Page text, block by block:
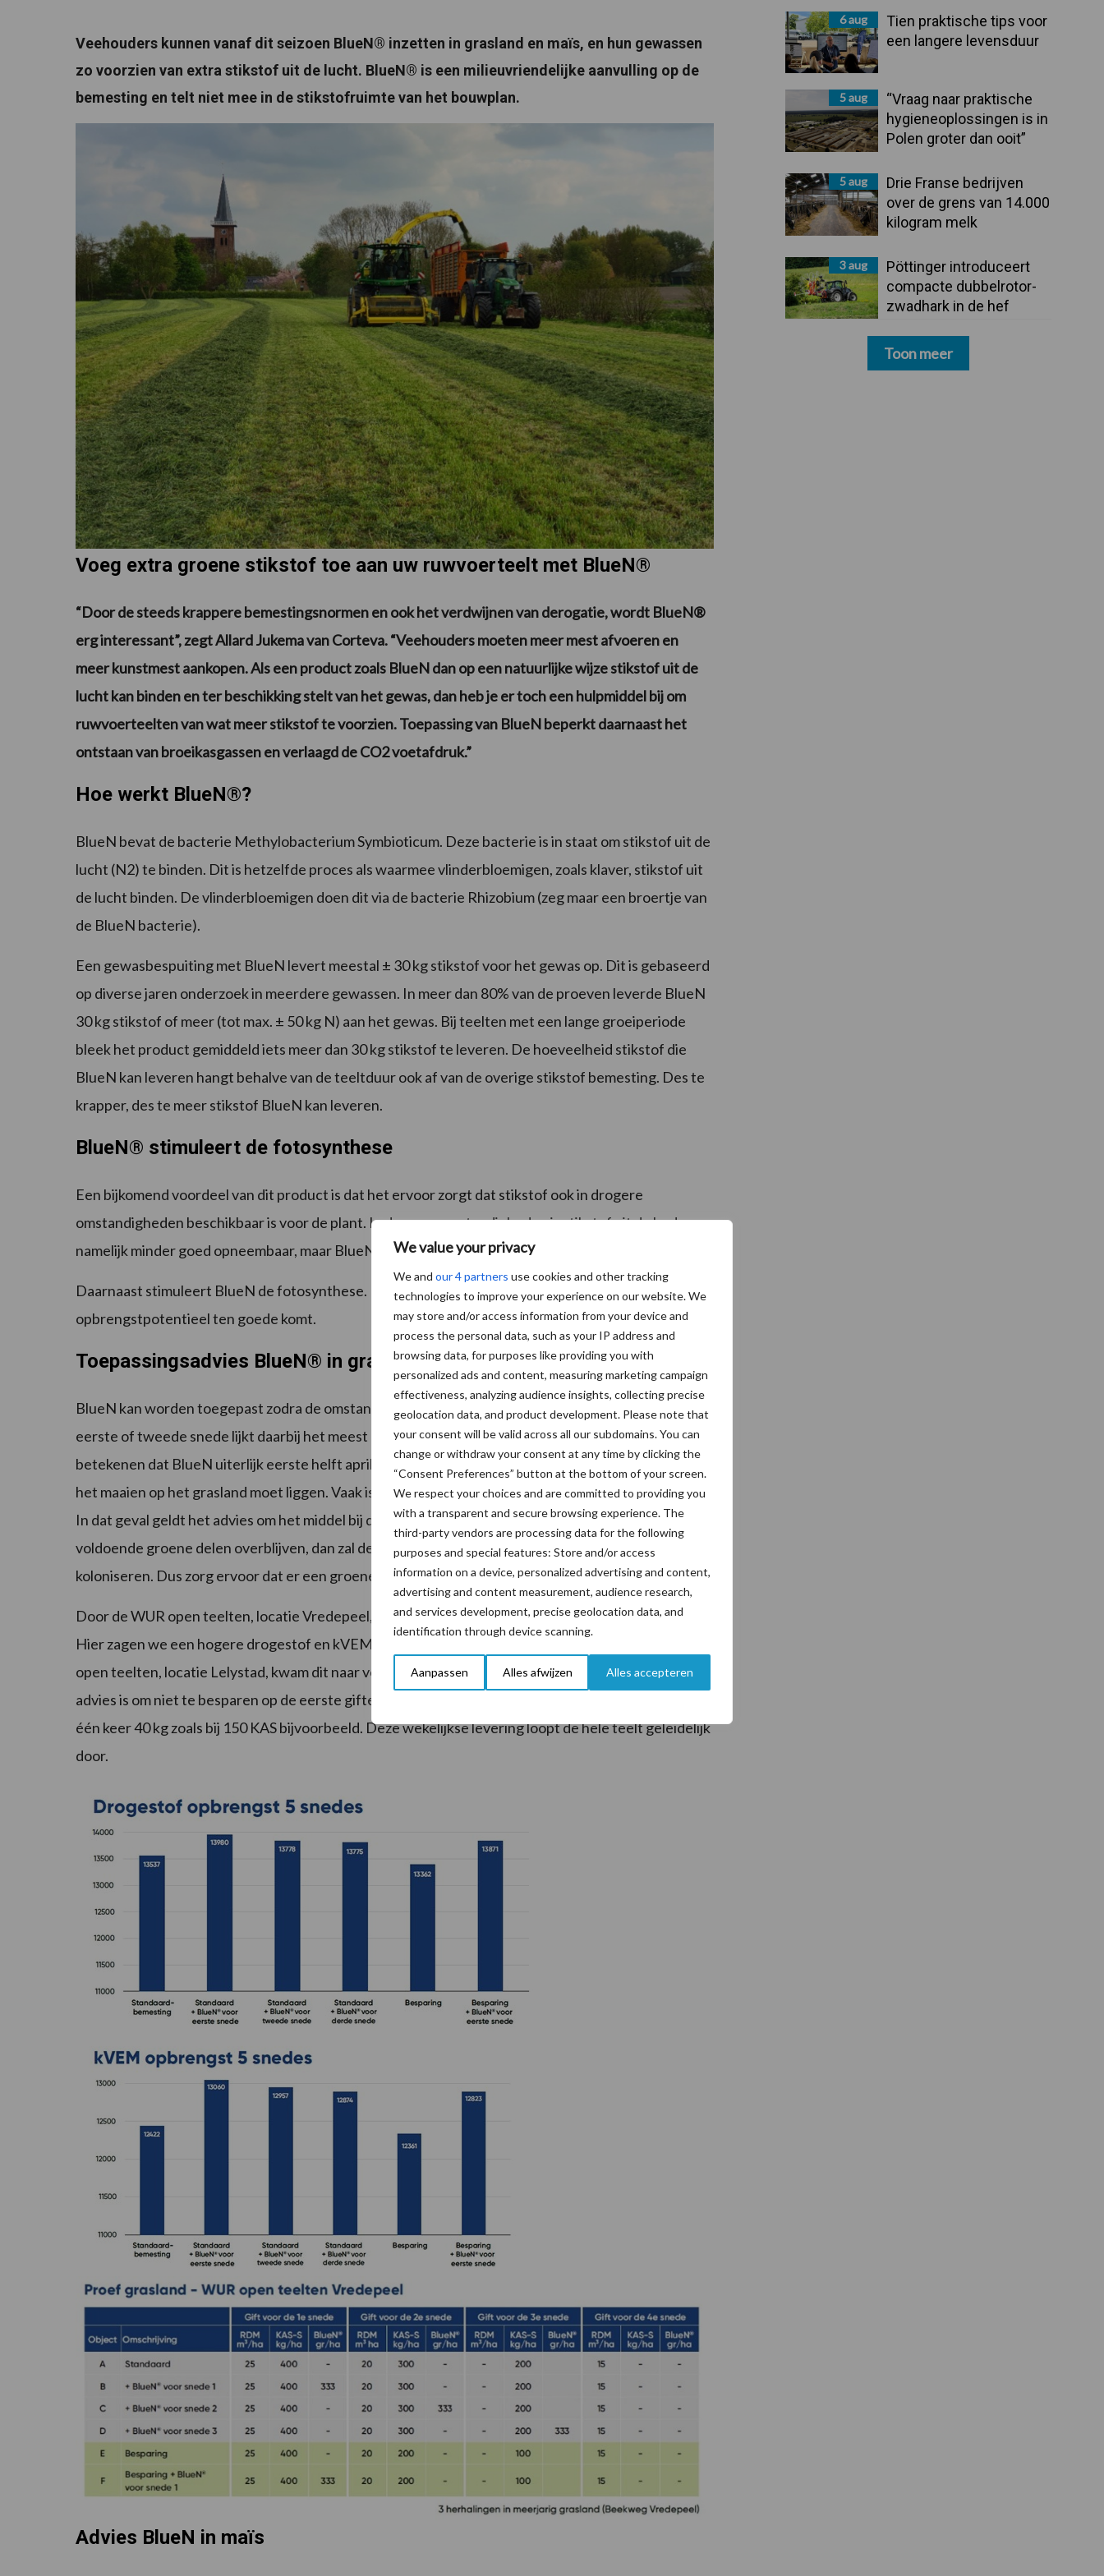
We value your privacy
We and our 4 partners use cookies and other tracking
technologies to improve your experience on our website. We
may store and/or access information from your device and
process the personal data, such as your IP address and
browsing data, for purposes like providing you with
personalized ads and content, measuring marketing campaign
effectiveness, analyzing audience insights, collecting precise
geolocation data, and product development. Please note that
your consent will be valid across all our subdomains. You can
change or withdraw your consent at any time by clicking the
“Consent Preferences” button at the bottom of your screen.
We respect your choices and are committed to providing you
with a transparent and secure browsing experience. The
third-party vendors are processing data for the following
purposes and special features: Store and/or access
information on a device, personalized advertising and content,
advertising and content measurement, audience research,
and services development, precise geolocation data, and
identification through device scanning.
Aanpassen Alles afwijzen Alles accepteren
Veehouders kunnen vanaf dit seizoen BlueN® inzetten in grasland en maïs, en hun gewassen
zo voorzien van extra stikstof uit de lucht. BlueN® is een milieuvriendelijke aanvulling op de
bemesting en telt niet mee in de stikstofruimte van het bouwplan.
Voeg extra groene stikstof toe aan uw ruwvoerteelt met BlueN®
“Door de steeds krappere bemestingsnormen en ook het verdwijnen van derogatie, wordt BlueN®
erg interessant”, zegt Allard Jukema van Corteva. “Veehouders moeten meer mest afvoeren en
meer kunstmest aankopen. Als een product zoals BlueN dan op een natuurlijke wijze stikstof uit de
lucht kan binden en ter beschikking stelt van het gewas, dan heb je er toch een hulpmiddel bij om
ruwvoerteelten van wat meer stikstof te voorzien. Toepassing van BlueN beperkt daarnaast het
ontstaan van broeikasgassen en verlaagd de CO2 voetafdruk.”
Hoe werkt BlueN®?
BlueN bevat de bacterie Methylobacterium Symbioticum. Deze bacterie is in staat om stikstof uit de
lucht (N2) te binden. Dit is hetzelfde proces als waarmee vlinderbloemigen, zoals klaver, stikstof uit
de lucht binden. De vlinderbloemigen doen dit via de bacterie Rhizobium (zeg maar een broertje van
de BlueN bacterie).
Een gewasbespuiting met BlueN levert meestal ± 30 kg stikstof voor het gewas op. Dit is gebaseerd
op diverse jaren onderzoek in meerdere gewassen. In meer dan 80% van de proeven leverde BlueN
30 kg stikstof of meer (tot max. ± 50 kg N) aan het gewas. Bij teelten met een lange groeiperiode
bleek het product gemiddeld iets meer dan 30 kg stikstof te leveren. De hoeveelheid stikstof die
BlueN kan leveren hangt behalve van de teeltduur ook af van de overige stikstof bemesting. Des te
krapper, des te meer stikstof BlueN kan leveren.
BlueN® stimuleert de fotosynthese
Een bijkomend voordeel van dit product is dat het ervoor zorgt dat stikstof ook in drogere
omstandigheden beschikbaar is voor de plant. In drogere omstandigheden is stikstof uit de bodem
namelijk minder goed opneembaar, maar BlueN levert onder deze omstandigheden gewoon door.
Daarnaast stimuleert BlueN de fotosynthese. De plant kan meer licht absorberen wat het
opbrengstpotentieel ten goede komt.
Toepassingsadvies BlueN® in grasland
BlueN kan worden toegepast zodra de omstandigheden gunstig zijn in het voorjaar. Toedienen na de
eerste of tweede snede lijkt daarbij het meest handige moment. Vóór de eerste snede zou
betekenen dat BlueN uiterlijk eerste helft april gespoten moet worden, omdat het twee weken voor
het maaien op het grasland moet liggen. Vaak is het dan nog te koud voor de toepassing van BlueN.
In dat geval geldt het advies om het middel bij de tweede snede toe te passen. Als er na het maaien
voldoende groene delen overblijven, dan zal de bacterie het gras wat erbij groeit opnieuw
koloniseren. Dus zorg ervoor dat er een groene stoppel achterblijft bij het maaien.
Door de WUR open teelten, locatie Vredepeel, is in 2022 een proef gedaan met BlueN in grasland.
Hier zagen we een hogere drogestof en kVEM opbrengst door gebruik van BlueN. Ook bij de WUR
open teelten, locatie Lelystad, kwam dit naar voren in een proef met grasgroenbemesters. Het
advies is om niet te besparen op de eerste giften. BlueN levert namelijk 2-3 kg N per week en niet in
één keer 40 kg zoals bij 150 KAS bijvoorbeeld. Deze wekelijkse levering loopt de hele teelt geleidelijk
door.
Advies BlueN in maïs
6 aug
Tien praktische tips voor
een langere levensduur
5 aug
“Vraag naar praktische
hygieneoplossingen is in
Polen groter dan ooit”
5 aug
Drie Franse bedrijven
over de grens van 14.000
kilogram melk
3 aug
Pöttinger introduceert
compacte dubbelrotor-
zwadhark in de hef
Toon meer